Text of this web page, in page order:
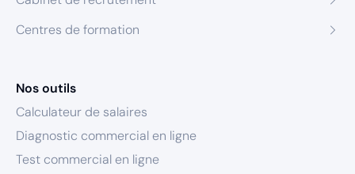
Centres de formation
Nos outils
Calculateur de salaires
Diagnostic commercial en ligne
Test commercial en ligne